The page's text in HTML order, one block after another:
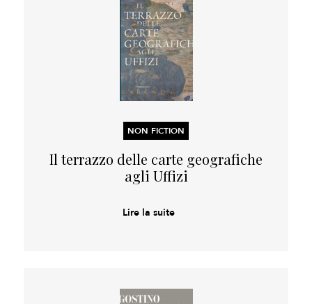
NON FICTION
Il terrazzo delle carte geografiche
agli Uffizi
Lire la suite